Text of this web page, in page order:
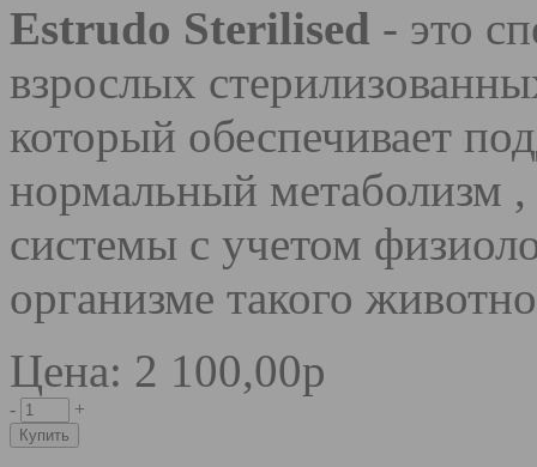
Estrudo Sterilised - это
взрослых
который обеспечивает
нормальный метаболизм
системы с учетом
организме такого
Цена: 2 100,00р
- +